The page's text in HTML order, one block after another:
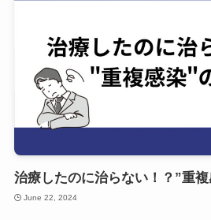
治療したのに治らない！？”重
June 22, 2024